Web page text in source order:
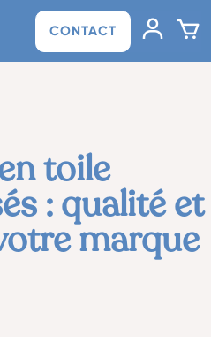
CONTACT
toile
: qualité et
marque